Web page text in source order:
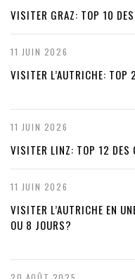
VISITER GRAZ: TOP 10
11 JUIN 2026
VISITER L’AUTRICHE: TOP
11 JUIN 2026
VISITER LINZ: TOP 12 DES
11 JUIN 2026
VISITER L’AUTRICHE EN
OU 8 JOURS?